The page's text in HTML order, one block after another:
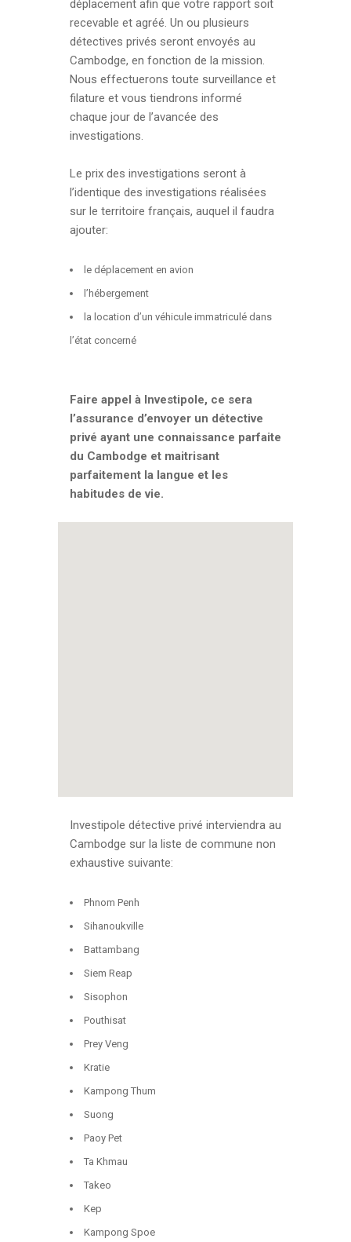
déplacement afin que votre rapport soit
recevable et agréé. Un ou plusieurs
détectives privés seront envoyés au
Cambodge, en fonction de la mission.
Nous effectuerons toute surveillance et
filature et vous tiendrons informé
chaque jour de l’avancée des
investigations.
Le prix des investigations seront à
l’identique des investigations réalisées
sur le territoire français, auquel il faudra
ajouter:
le déplacement en avion
l’hébergement
la location d’un véhicule immatriculé dans
l’état concerné
Faire appel à Investipole, ce sera
l’assurance d’envoyer un détective
privé ayant une connaissance parfaite
du Cambodge et maitrisant
parfaitement la langue et les
habitudes de vie.
Investipole détective privé interviendra au
Cambodge sur la liste de commune non
exhaustive suivante:
Phnom Penh
Sihanoukville
Battambang
Siem Reap
Sisophon
Pouthisat
Prey Veng
Kratie
Kampong Thum
Suong
Paoy Pet
Ta Khmau
Takeo
Kep
Kampong Spoe